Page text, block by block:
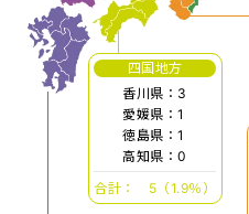
四国地方
香川県：3
愛媛県：1
徳島県：1
高知県：0
合計：
5（1.9％）